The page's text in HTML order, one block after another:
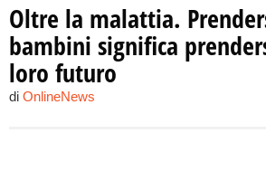
Oltre la malattia.
bambini significa
loro futuro
di OnlineNews